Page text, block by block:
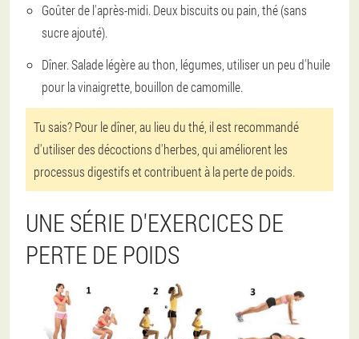
Goûter de l'après-midi. Deux biscuits ou pain, thé (sans
sucre ajouté).
Dîner. Salade légère au thon, légumes, utiliser un peu d'huile
pour la vinaigrette, bouillon de camomille.
Tu sais? Pour le dîner, au lieu du thé, il est recommandé
d'utiliser des décoctions d'herbes, qui améliorent les
processus digestifs et contribuent à la perte de poids.
UNE SÉRIE D'EXERCICES DE
PERTE DE POIDS